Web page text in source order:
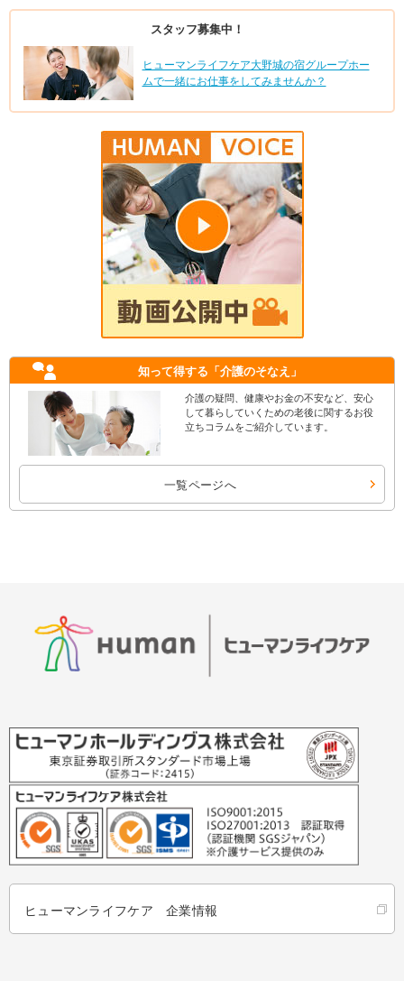
スタッフ募集中！
ヒューマンライフケア大野城の宿グループホー
ムで一緒にお仕事をしてみませんか？
知って得する 「介護のそなえ」
介護の疑問、健康やお金の不安など、安心
して暮らしていくための老後に関するお役
立ちコラムをご紹介しています。
一覧ページへ
ヒューマンライフケア 企業情報